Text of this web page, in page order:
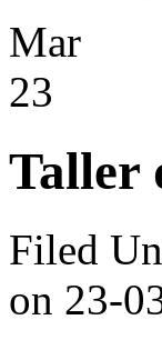
Mar
23
Taller
Filed
on 23-